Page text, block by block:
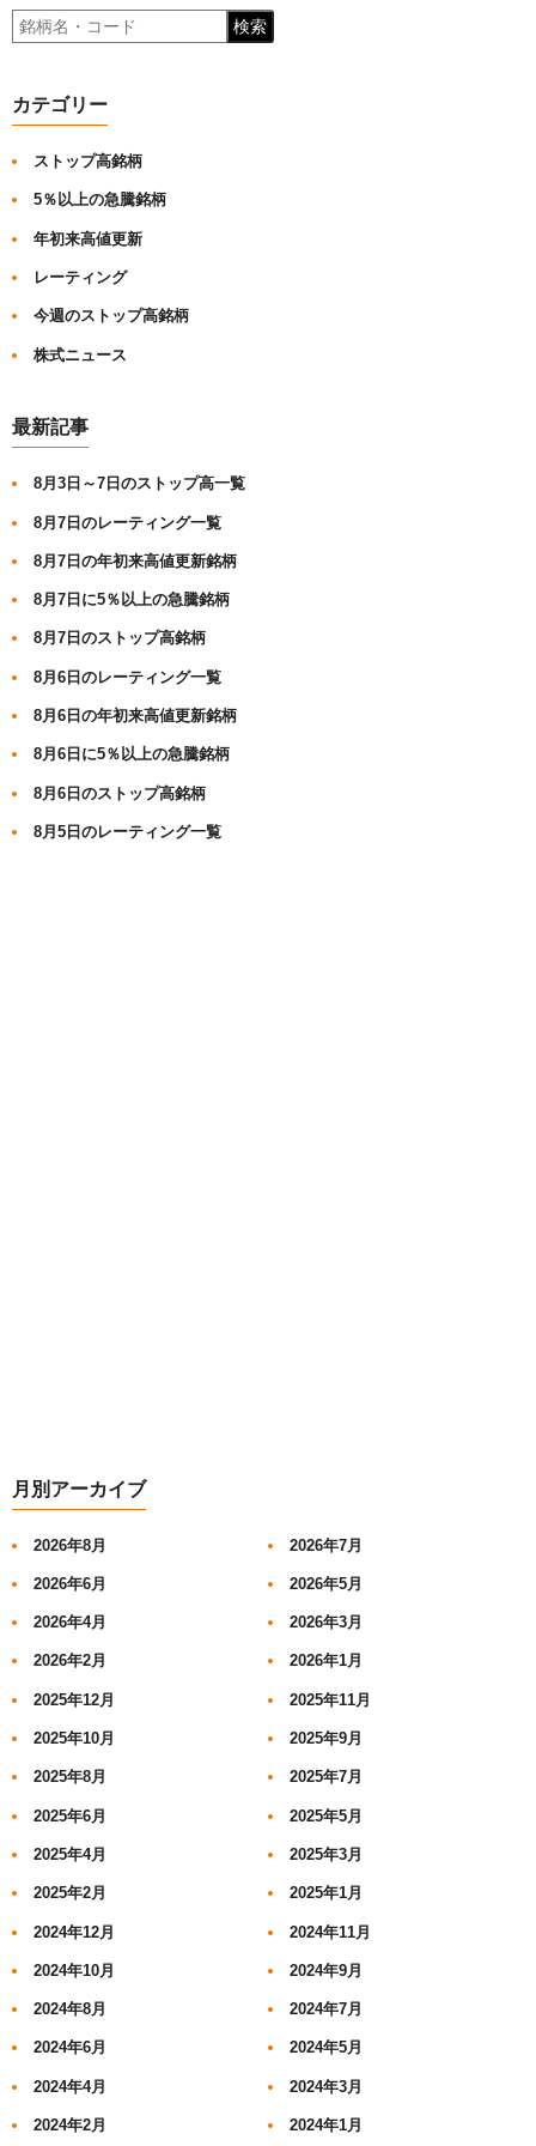
検索
カテゴリー
ストップ高銘柄
5％以上の急騰銘柄
年初来高値更新
レーティング
今週のストップ高銘柄
株式ニュース
最新記事
8月3日～7日のストップ高一覧
8月7日のレーティング一覧
8月7日の年初来高値更新銘柄
8月7日に5％以上の急騰銘柄
8月7日のストップ高銘柄
8月6日のレーティング一覧
8月6日の年初来高値更新銘柄
8月6日に5％以上の急騰銘柄
8月6日のストップ高銘柄
8月5日のレーティング一覧
月別アーカイブ
2026年8月 2026年7月
2026年6月 2026年5月
2026年4月 2026年3月
2026年2月 2026年1月
2025年12月 2025年11月
2025年10月 2025年9月
2025年8月 2025年7月
2025年6月 2025年5月
2025年4月 2025年3月
2025年2月 2025年1月
2024年12月 2024年11月
2024年10月 2024年9月
2024年8月 2024年7月
2024年6月 2024年5月
2024年4月 2024年3月
2024年2月 2024年1月